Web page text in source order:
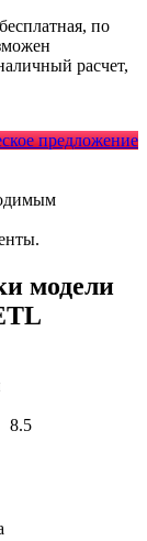
по
расчет,
предложение
модели
8.5